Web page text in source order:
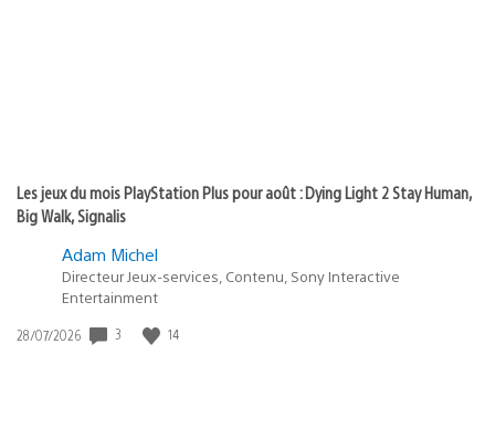
Les jeux du mois PlayStation Plus pour août : Dying Light 2 Stay Human,
Big Walk, Signalis
Adam Michel
Directeur Jeux-services, Contenu, Sony Interactive
Entertainment
Date
28/07/2026 3 14